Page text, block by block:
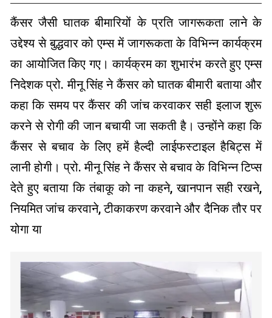
कैंसर जैसी घातक बीमारियों के प्रति जागरूकता लाने के
उद्देश्य से बुद्धवार को एम्स में जागरूकता के विभिन्न कार्यक्रम
का आयोजित किए गए। कार्यक्रम का शुभारंभ करते हुए एम्स
निदेशक प्रो. मीनू सिंह ने कैंसर को घातक बीमारी बताया और
कहा कि समय पर कैंसर की जांच करवाकर सही इलाज शुरू
करने से रोगी की जान बचायी जा सकती है। उन्होंने कहा कि
कैंसर से बचाव के लिए हमें हैल्दी लाईफस्टाइल हैबिट्स में
लानी होगी। प्रो. मीनू सिंह ने कैंसर से बचाव के विभिन्न टिप्स
देते हुए बताया कि तंबाकू को ना कहने, खानपान सही रखने,
नियमित जांच करवाने, टीकाकरण करवाने और दैनिक तौर पर
योगा या